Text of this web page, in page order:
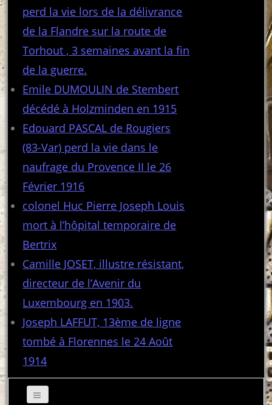
perd la vie lors de la délivrance
de la Flandre sur la route de
Torhout , 3 semaines avant la fin
de la guerre.
Emile DUMOULIN de Stembert
décédé à Holzminden en 1915
Edouard PASCAL de Rougiers
(83-Var) perd la vie dans le
naufrage du Provence II le 26
Février 1916
colonel Huc Pierre Joseph Louis
mort à l’hôpital temporaire de
Bertrix
Camille JOSET, illustre résistant,
directeur de l’Avenir du
Luxembourg en 1903.
Joseph LAFFUT, 13ème de ligne
tombé à Florennes le 24 Août
1914